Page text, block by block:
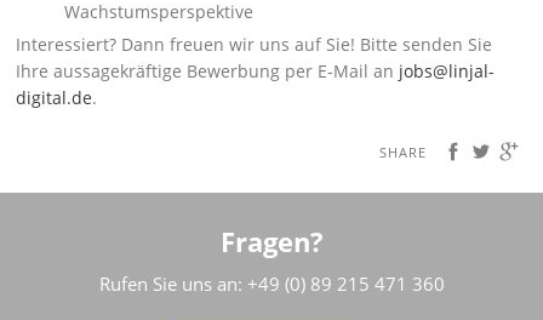
Wachstumsperspektive
Interessiert? Dann freuen wir uns auf Sie! Bitte senden Sie
Ihre aussagekräftige Bewerbung per E-Mail an jobs@linjal-
digital.de.
SHARE
Fragen?
Rufen Sie uns an: +49 (0) 89 215 471 360